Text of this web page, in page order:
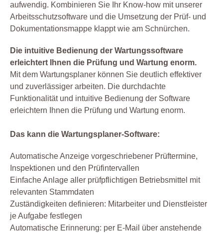
aufwendig. Kombinieren Sie Ihr Know-how mit unserer
Arbeitsschutzsoftware und die Umsetzung der Prüf- und
Dokumentationsmappe klappt wie am Schnürchen.
Die intuitive Bedienung der Wartungssoftware
erleichtert Ihnen die Prüfung und Wartung enorm.
Mit dem Wartungsplaner können Sie deutlich effektiver
und zuverlässiger arbeiten. Die durchdachte
Funktionalität und intuitive Bedienung der Software
erleichtern Ihnen die Prüfung und Wartung enorm.
Das kann die Wartungsplaner-Software:
Automatische Anzeige vorgeschriebener Prüftermine,
Inspektionen und den Prüfintervallen
Einfache Anlage aller prüfpflichtigen Betriebsmittel mit
relevanten Stammdaten
Zuständigkeiten definieren: Mitarbeiter und Dienstleister
je Aufgabe festlegen
Automatische Erinnerung: per E-Mail über anstehende